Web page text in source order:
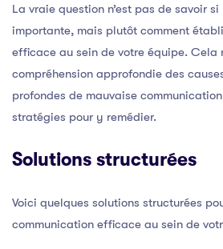
La vraie question n’est pas de savoir
importante, mais plutôt comment
efficace au sein de votre équipe. Cela
compréhension approfondie des
profondes de mauvaise
stratégies pour y remédier.
Solutions structurées
Voici quelques solutions structurées
communication efficace au sein de